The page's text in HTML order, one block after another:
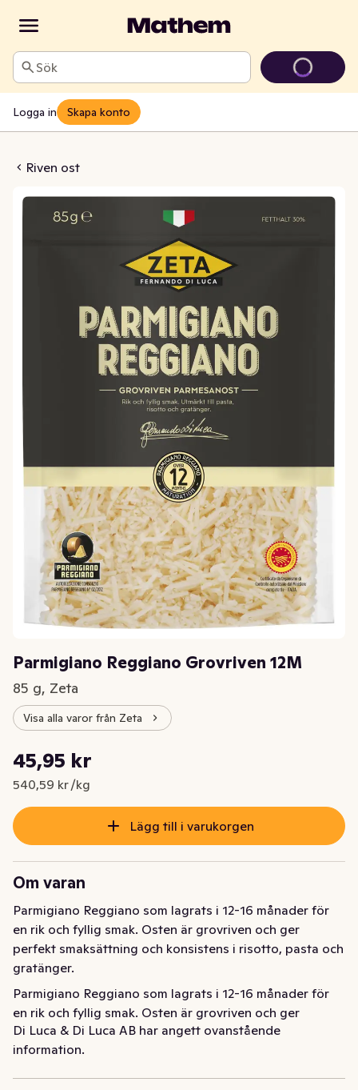
Sök
Logga in Skapa konto
Riven ost
Grovriven 12M
Parmigiano Reggiano Grovriven 12M
85 g, Zeta
Visa alla varor från Zeta
Nuvarande pris är: 45,95 kr
45,95 kr
540,59 kr /kg
Styckpris: 540,59 kr /kg
Lägg till i varukorgen
Om varan
Parmigiano Reggiano som lagrats i 12-16 månader för
en rik och fyllig smak. Osten är grovriven och ger
perfekt smaksättning och konsistens i risotto, pasta och
gratänger.
Parmigiano Reggiano som lagrats i 12-16 månader för
en rik och fyllig smak. Osten är grovriven och ger
perfekt smaksättning och konsistens i risotto, pasta och
gratänger.
Di Luca & Di Luca AB har angett ovanstående
information.